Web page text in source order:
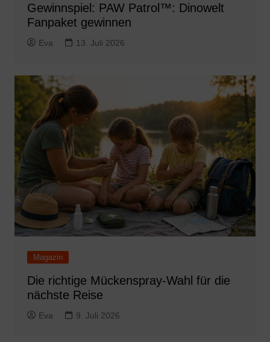
Gewinnspiel: PAW Patrol™: Dinowelt
Fanpaket gewinnen
Eva 13. Juli 2026
Magazin
Die richtige Mückenspray-Wahl für die
nächste Reise
Eva 9. Juli 2026